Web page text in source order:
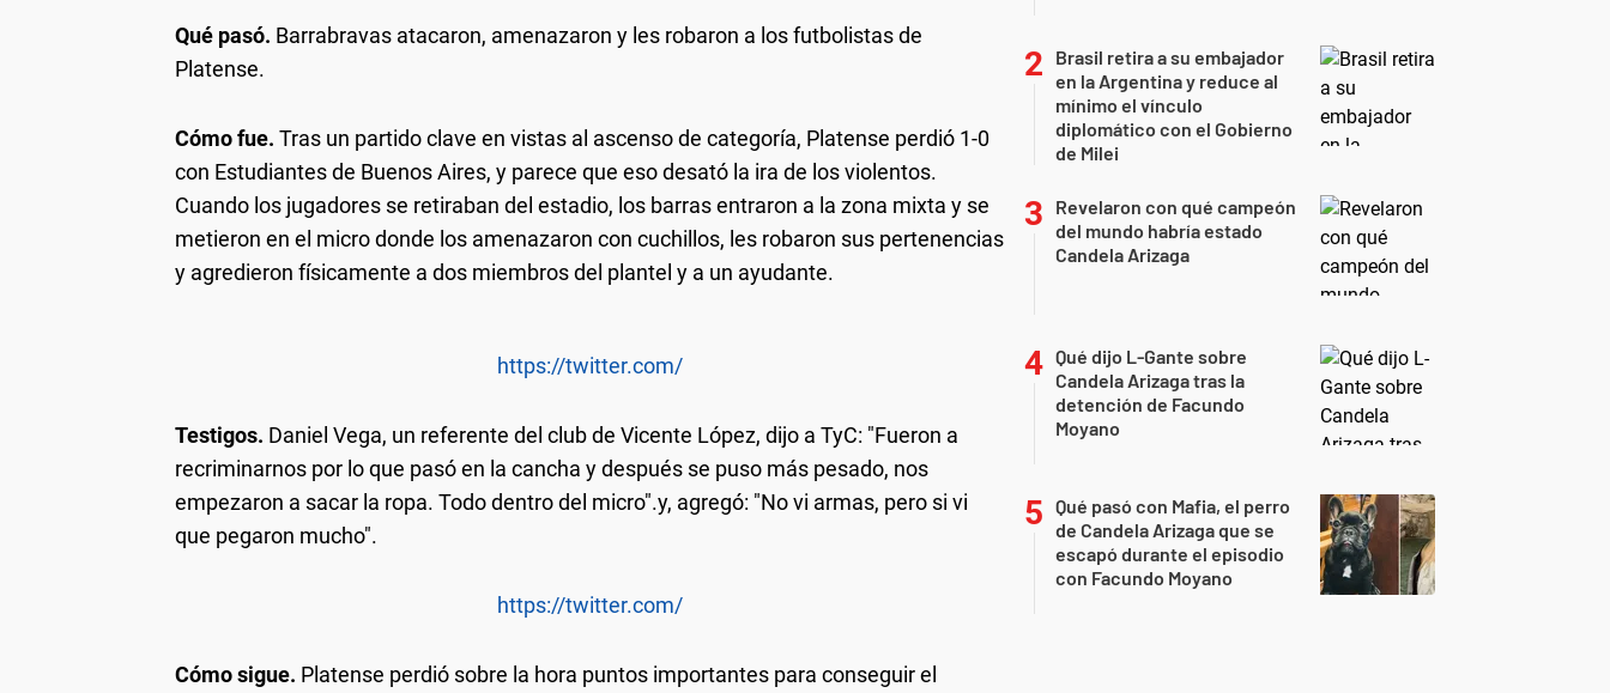
Qué pasó. Barrabravas atacaron, amenazaron y les robaron a los futbolistas de
Platense.
Cómo fue. Tras un partido clave en vistas al ascenso de categoría, Platense perdió 1-0
con Estudiantes de Buenos Aires, y parece que eso desató la ira de los violentos.
Cuando los jugadores se retiraban del estadio, los barras entraron a la zona mixta y se
metieron en el micro donde los amenazaron con cuchillos, les robaron sus pertenencias
y agredieron físicamente a dos miembros del plantel y a un ayudante.
https://twitter.com/
Testigos. Daniel Vega, un referente del club de Vicente López, dijo a TyC: "Fueron a
recriminarnos por lo que pasó en la cancha y después se puso más pesado, nos
empezaron a sacar la ropa. Todo dentro del micro".y, agregó: "No vi armas, pero si vi
que pegaron mucho".
https://twitter.com/
Cómo sigue. Platense perdió sobre la hora puntos importantes para conseguir el
Brasil retira a su embajador
en la Argentina y reduce al
mínimo el vínculo
diplomático con el Gobierno
de Milei
Revelaron con qué campeón
del mundo habría estado
Candela Arizaga
Qué dijo L-Gante sobre
Candela Arizaga tras la
detención de Facundo
Moyano
Qué pasó con Mafia, el perro
de Candela Arizaga que se
escapó durante el episodio
con Facundo Moyano